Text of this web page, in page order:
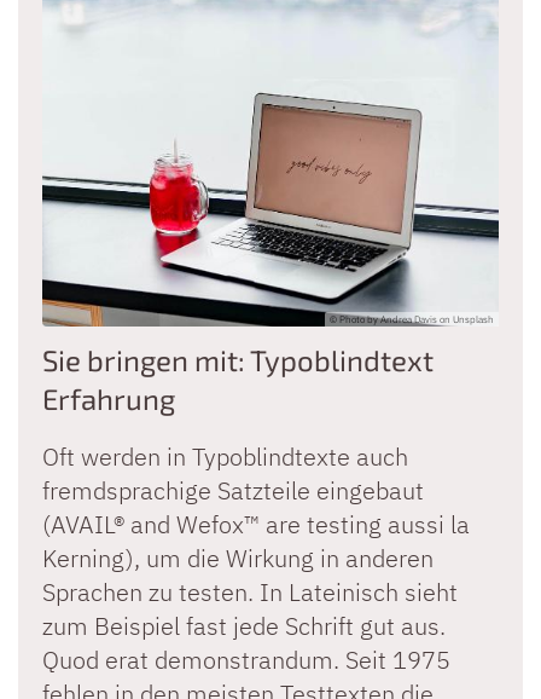
© Photo by Andrea Davis on Unsplash
Sie bringen mit: Typoblindtext
Erfahrung
Oft werden in Typoblindtexte auch
fremdsprachige Satzteile eingebaut
(AVAIL® and Wefox™ are testing aussi la
Kerning), um die Wirkung in anderen
Sprachen zu testen. In Lateinisch sieht
zum Beispiel fast jede Schrift gut aus.
Quod erat demonstrandum. Seit 1975